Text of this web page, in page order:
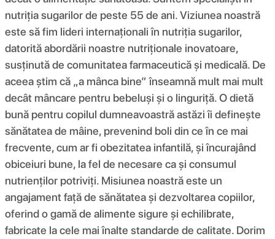
nutriția sugarilor de peste 55 de ani. Viziunea noastră
este să fim lideri internaționali în nutriția sugarilor,
datorită abordării noastre nutriționale inovatoare,
susținută de comunitatea farmaceutică și medicală. De
aceea știm că „a mânca bine” înseamnă mult mai mult
decât mâncare pentru bebeluși și o linguriță. O dietă
bună pentru copilul dumneavoastră astăzi îi definește
sănătatea de mâine, prevenind boli din ce în ce mai
frecvente, cum ar fi obezitatea infantilă, și încurajând
obiceiuri bune, la fel de necesare ca și consumul
nutrienților potriviți. Misiunea noastră este un
angajament față de sănătatea și dezvoltarea copiilor,
oferind o gamă de alimente sigure și echilibrate,
fabricate la cele mai înalte standarde de calitate. Dorim